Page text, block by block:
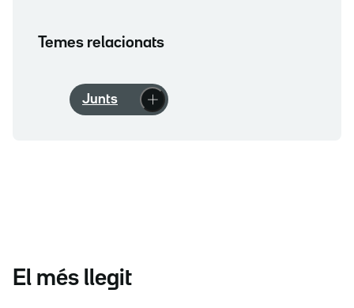
Temes relacionats
Junts
El més llegit